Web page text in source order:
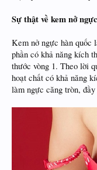
Sự thật về kem nở
Kem nở ngực hàn quốc
phần có khả năng kích
thước vòng 1. Theo lời
hoạt chất có khả năng
làm ngực căng tròn,